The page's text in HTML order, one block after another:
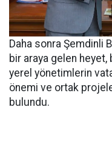
Daha sonra Şemdinli
bir araya gelen
yerel yönetimlerin
önemi ve ortak
bulundu.